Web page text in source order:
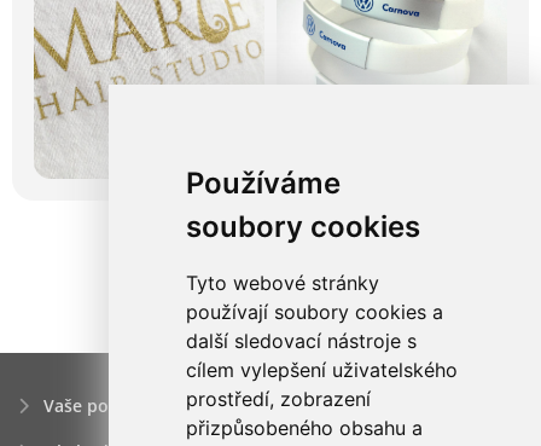
Používáme
soubory cookies
Tyto webové stránky
používají soubory cookies a
další sledovací nástroje s
cílem vylepšení uživatelského
prostředí, zobrazení
přizpůsobeného obsahu a
Vaše poptávka